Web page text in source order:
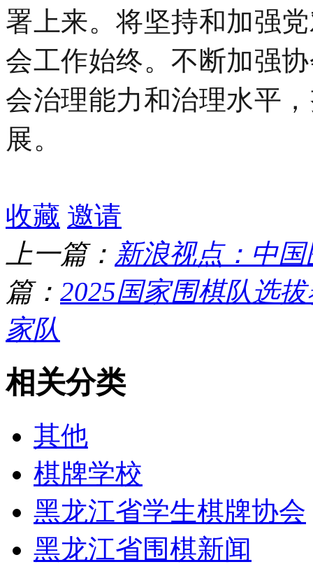
署上来。将坚持和加强
会工作始终。不断加强
会治理能力和治理水平
展。
收藏 邀请
上一篇： 新浪视点：中
篇： 2025国家围棋队选
家队
相关分类
其他
棋牌学校
黑龙江省学生棋牌协会
黑龙江省围棋新闻